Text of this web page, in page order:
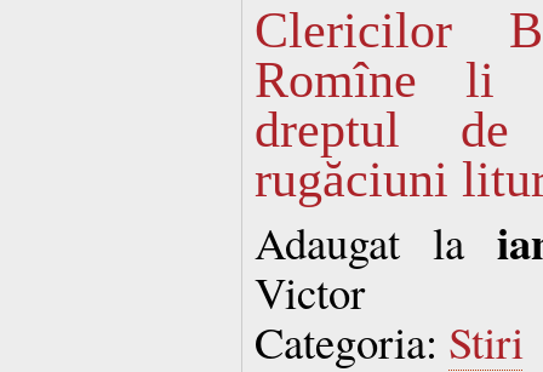
Clericilor
Romîne li
dreptul
rugăciuni
Adaugat la
Victor
Categoria: Stiri